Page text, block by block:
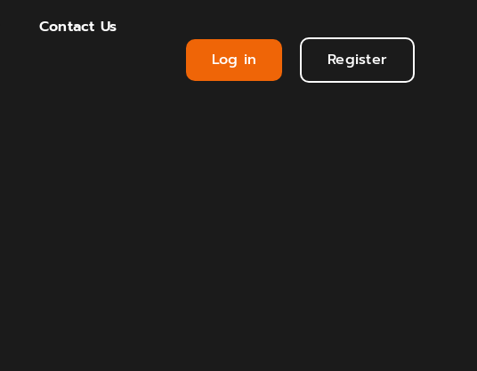
Contact Us
Log in Register